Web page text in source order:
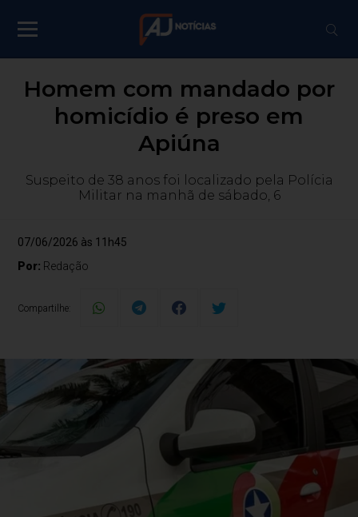
Homem com mandado por
homicídio é preso em
Apiúna
Suspeito de 38 anos foi localizado pela Polícia
Militar na manhã de sábado, 6
07/06/2026 às 11h45
Por: Redação
Compartilhe: